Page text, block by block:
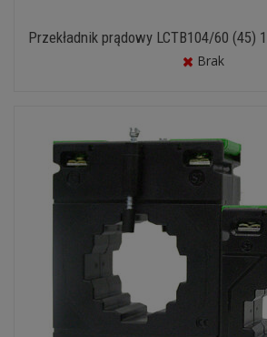
Przekładnik prądowy LCTB104/60 (45)
Brak